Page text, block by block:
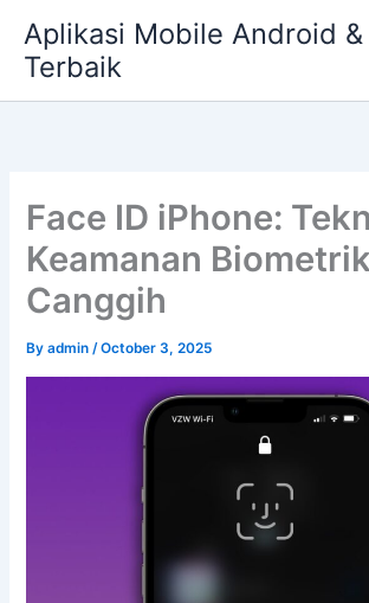
content
Aplikasi Mobile Android &
Terbaik
Face ID iPhone:
Keamanan
Canggih
Byadmin/October 3, 2025